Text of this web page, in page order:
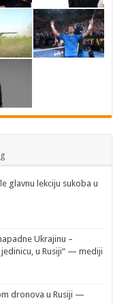
glavnu lekciju sukoba u
Ukrajinu –
u Rusiji“ — mediji
dronova u Rusiji —